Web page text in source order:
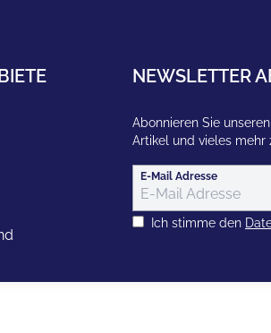
NEWSLETTER
Abonnieren Sie
Artikel und vieles mehr
E-Mail Adresse
Ich stimme den